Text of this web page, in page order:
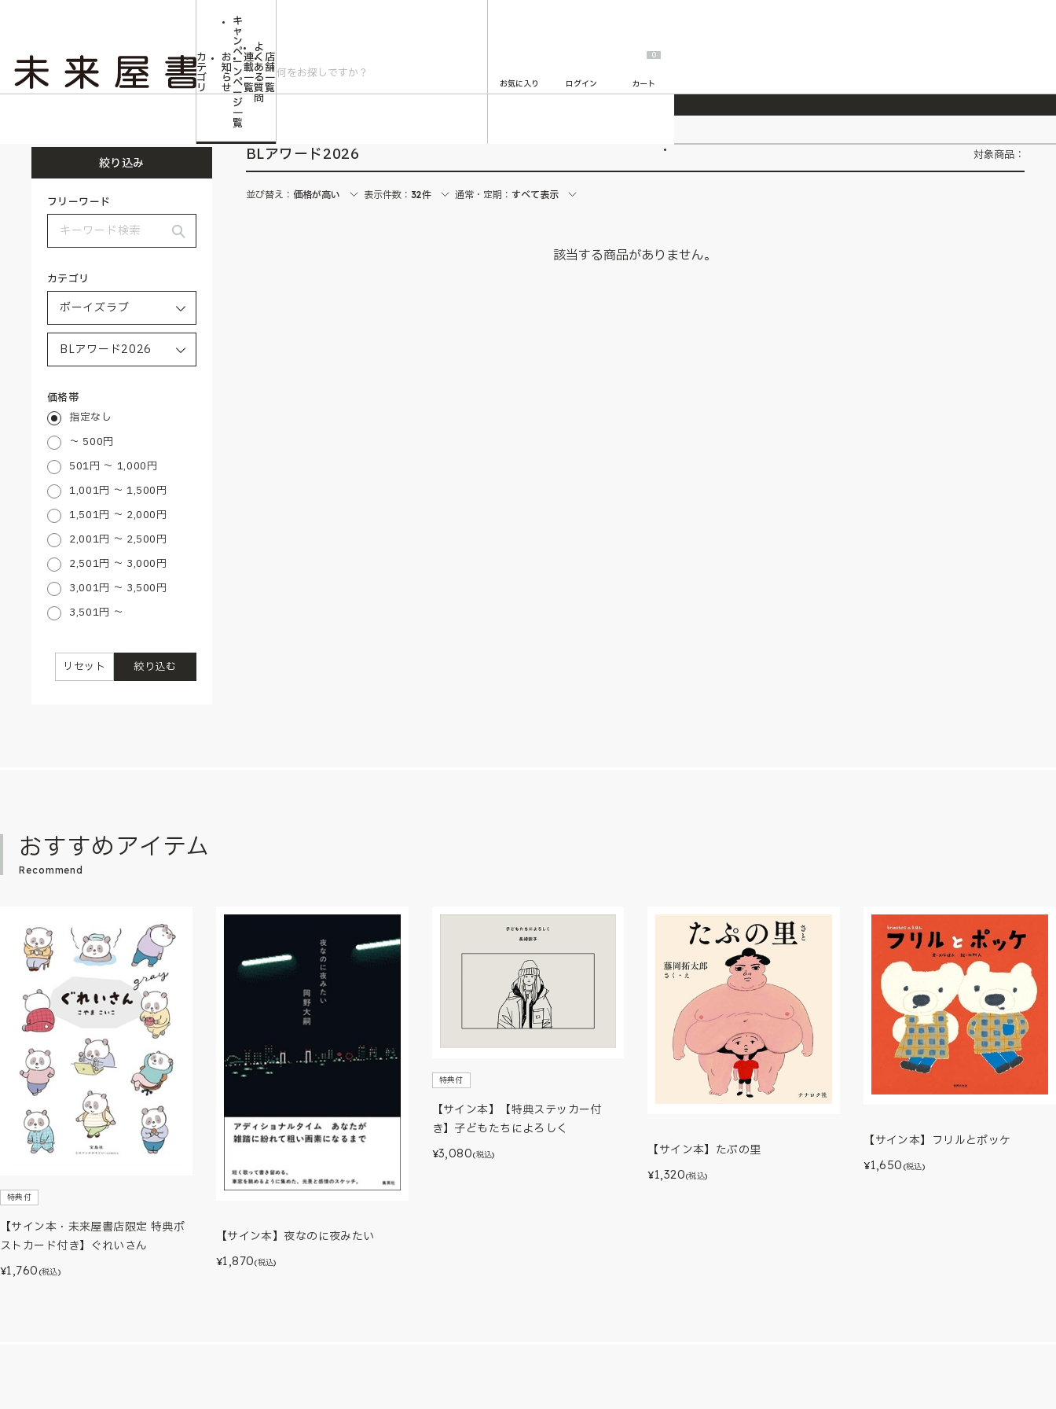
2026/7/23 『ONE PIECE magazine 021 ONE PIECEカード付き同梱版』発売延期のご案内
カ
テ
ゴ
リ
お
知
ら
せ
キ
ャ
ン
ペ
ー
ン
ペ
ー
ジ
一
覧
連
載
一
覧
よ
く
あ
る
質
問
店
舗
一
覧
お気に入り ログイン
0
カート
絞り込み
フリーワード
カテゴリ
価格帯
指定なし
～ 500円
501円 ～ 1,000円
1,001円 ～ 1,500円
1,501円 ～ 2,000円
2,001円 ～ 2,500円
2,501円 ～ 3,000円
3,001円 ～ 3,500円
3,501円 ～
絞り込む
リセット
BLアワード2026 対象商品：
並び替え： 価格が高い 表示件数： 32件 通常・定期： すべて表示
該当する商品がありません。
おすすめアイテム
Recommend
特典付
【サイン本・未来屋書店限定 特典ポ
ストカード付き】ぐれいさん
¥1,760 (税込)
【サイン本】夜なのに夜みたい
¥1,870(税込)
特典付
【サイン本】【特典ステッカー付
き】子どもたちによろしく
¥3,080(税込) 【サイン本】たぷの里
¥1,320(税込)
【サイン本】フリルとポッケ
¥1,650 (税込)